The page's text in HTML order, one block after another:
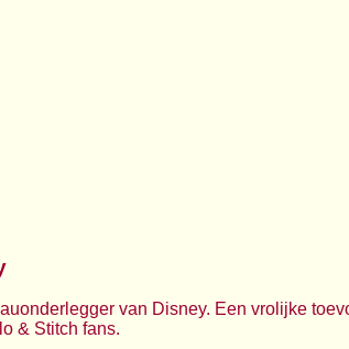
van Disney. Een vrolijke
& Stitch fans.